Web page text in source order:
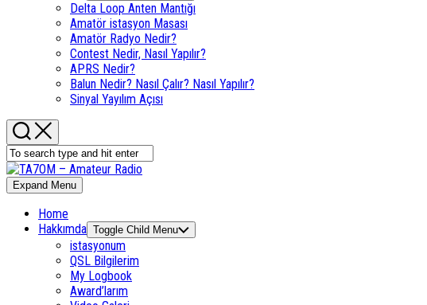
Delta Loop Anten Mantığı
Amatör istasyon Masası
Amatör Radyo Nedir?
Contest Nedir, Nasıl Yapılır?
APRS Nedir?
Balun Nedir? Nasıl Çalır? Nasıl Yapılır?
Sinyal Yayılım Açısı
Expand Menu
Home
Hakkımda Toggle Child Menu
istasyonum
QSL Bilgilerim
My Logbook
Award’larım